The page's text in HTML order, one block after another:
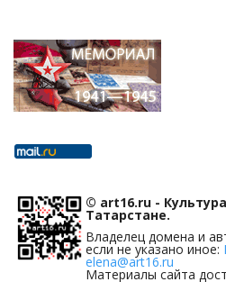
© art16.ru -
Татарстане.
Владелец домена и
если не указано иное:
elena@art16.ru
Материалы сайта